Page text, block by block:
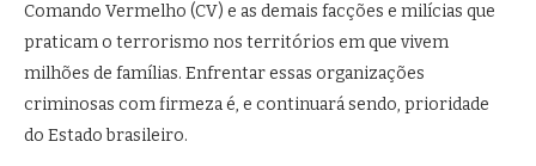
Comando Vermelho (CV) e as demais facções e milícias que
praticam o terrorismo nos territórios em que vivem
milhões de famílias. Enfrentar essas organizações
criminosas com firmeza é, e continuará sendo, prioridade
do Estado brasileiro.